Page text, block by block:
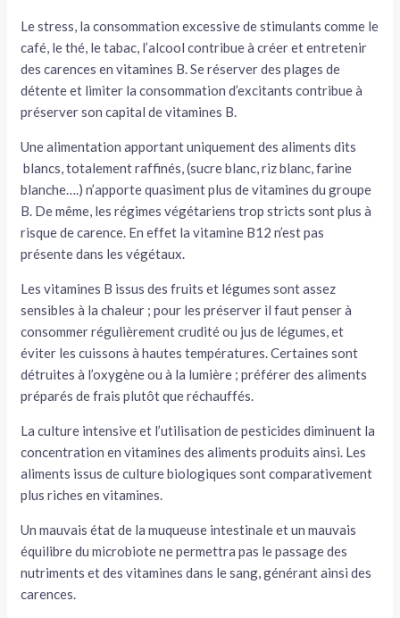
Le stress, la consommation excessive de stimulants comme le
café, le thé, le tabac, l’alcool contribue à créer et entretenir
des carences en vitamines B. Se réserver des plages de
détente et limiter la consommation d’excitants contribue à
préserver son capital de vitamines B.
Une alimentation apportant uniquement des aliments dits
blancs, totalement raffinés, (sucre blanc, riz blanc, farine
blanche….) n’apporte quasiment plus de vitamines du groupe
B. De même, les régimes végétariens trop stricts sont plus à
risque de carence. En effet la vitamine B12 n’est pas
présente dans les végétaux.
Les vitamines B issus des fruits et légumes sont assez
sensibles à la chaleur ; pour les préserver il faut penser à
consommer régulièrement crudité ou jus de légumes, et
éviter les cuissons à hautes températures. Certaines sont
détruites à l’oxygène ou à la lumière ; préférer des aliments
préparés de frais plutôt que réchauffés.
La culture intensive et l’utilisation de pesticides diminuent la
concentration en vitamines des aliments produits ainsi. Les
aliments issus de culture biologiques sont comparativement
plus riches en vitamines.
Un mauvais état de la muqueuse intestinale et un mauvais
équilibre du microbiote ne permettra pas le passage des
nutriments et des vitamines dans le sang, générant ainsi des
carences.